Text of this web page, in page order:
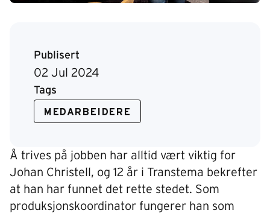
Publisert
02 Jul 2024
Tags
MEDARBEIDERE
Å trives på jobben har alltid vært viktig for
Johan Christell, og 12 år i Transtema bekrefter
at han har funnet det rette stedet. Som
produksjonskoordinator fungerer han som